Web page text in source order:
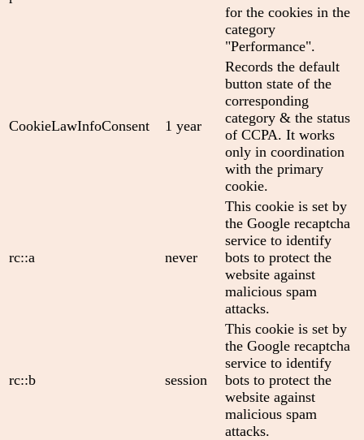
for the cookies in the
category
"Performance".
CookieLawInfoConsent 1 year
Records the default
button state of the
corresponding
category & the status
of CCPA. It works
only in coordination
with the primary
cookie.
rc::a never
This cookie is set by
the Google recaptcha
service to identify
bots to protect the
website against
malicious spam
attacks.
rc::b session
This cookie is set by
the Google recaptcha
service to identify
bots to protect the
website against
malicious spam
attacks.